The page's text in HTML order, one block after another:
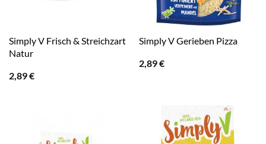
Simply V Frisch & Streichzart
Natur
2,89€
Simply V Gerieben Pizza
2,89€